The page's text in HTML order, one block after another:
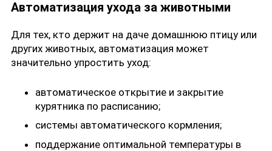
Автоматизация ухода за животными
Для тех, кто держит на даче домашнюю птицу или
других животных, автоматизация может
значительно упростить уход:
автоматическое открытие и закрытие
курятника по расписанию;
системы автоматического кормления;
поддержание оптимальной температуры в